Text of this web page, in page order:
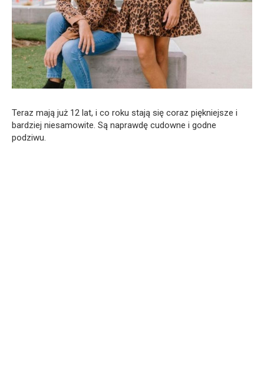
Teraz mają już 12 lat, i co roku stają się coraz piękniejsze i
bardziej niesamowite. Są naprawdę cudowne i godne
podziwu.